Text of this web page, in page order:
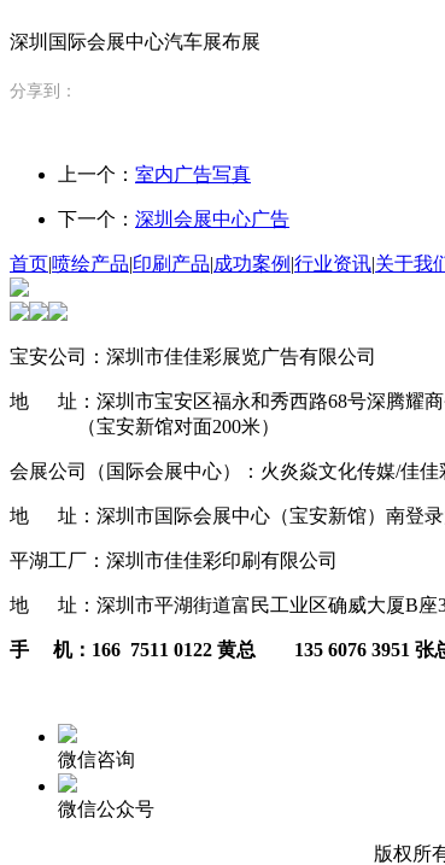
深圳国际会展中心汽车展布展
分享到：
上一个： 室内广告写真
下一个： 深圳会展中心广告
首页|喷绘产品|印刷产品|成功案例 |行业资讯|关于我
宝安公司：深圳市佳佳彩展览广告有限公司
地 址：深圳市宝安区福永和秀西路68号深腾耀商
（宝安新馆对面200米）
会展公司（国际会展中心）：火炎焱文化传媒/佳佳
地 址：深圳市国际会展中心（宝安新馆）南登录
平湖工厂：深圳市佳佳彩印刷有限公司
地 址：深圳市平湖街道富民工业区确威大厦B座
手 机：166 7511 0122 黄总 135 6076 3951 张
微信咨询
微信公众号
版权所